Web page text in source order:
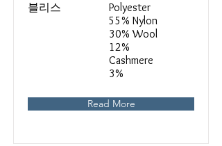
블리스
Polyester
55% Nylon
30% Wool
12%
Cashmere
3%
Read More